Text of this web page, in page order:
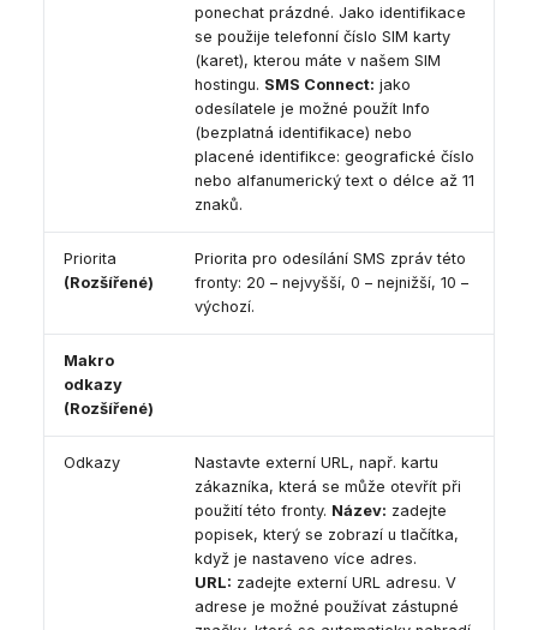
ponechat prázdné. Jako identifikace
se použije telefonní číslo SIM karty
(karet), kterou máte v našem SIM
hostingu. SMS Connect: jako
odesílatele je možné použít Info
(bezplatná identifikace) nebo
placené identifikce: geografické číslo
nebo alfanumerický text o délce až 11
znaků.
Priorita
(Rozšířené)
Priorita pro odesílání SMS zpráv této
fronty: 20 – nejvyšší, 0 – nejnižší, 10 –
výchozí.
Makro
odkazy
(Rozšířené)
Odkazy
Nastavte externí URL, např. kartu
zákazníka, která se může otevřít při
použití této fronty. Název: zadejte
popisek, který se zobrazí u tlačítka,
když je nastaveno více adres.
URL: zadejte externí URL adresu. V
adrese je možné používat zástupné